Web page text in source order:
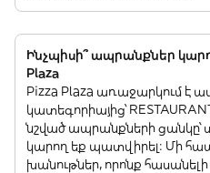
Ինչպիսի՞ ապրանքներ
Plaza
Pizza Plaza առաջարկում է
կատեգորիայից՝
նշված ապրանքների ցանկը՝
կարող եք պատվիրել: Մի
խանութներ, որոնք հասանելի